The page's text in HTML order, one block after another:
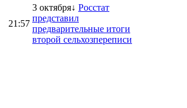
21:57
3 октября↓ Росстат
представил
предварительные итоги
второй сельхозпереписи